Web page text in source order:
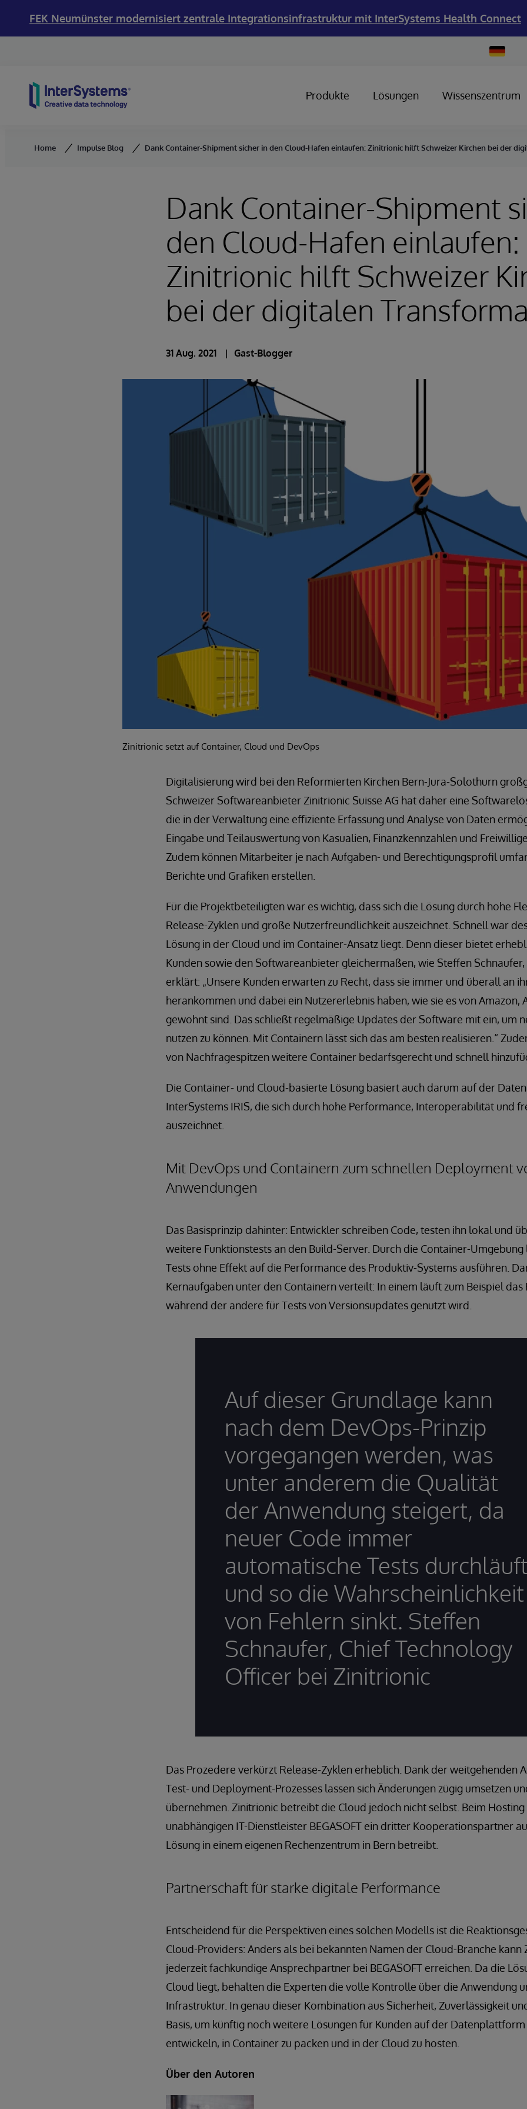
FEK Neumünster modernisiert zentrale Integrationsinfrastruktur mit InterSystems Health Connect
Change
Country
Produkte Lösungen Wissenszentrum
Home Impulse Blog Dank Container-Shipment sicher in den Cloud-Hafen einlaufen: Zinitrionic hilft Schweizer Kirchen bei der
Dank Container-Shipment
den Cloud-Hafen einlaufen:
Zinitrionic hilft Schweizer
bei der digitalen
31 Aug. 2021 Gast-Blogger
Zinitrionic setzt auf Container, Cloud und DevOps
Digitalisierung wird bei den Reformierten Kirchen Bern-Jura-Solothurn
Schweizer Softwareanbieter Zinitrionic Suisse AG hat daher eine
die in der Verwaltung eine effiziente Erfassung und Analyse von Daten
Eingabe und Teilauswertung von Kasualien, Finanzkennzahlen und
Zudem können Mitarbeiter je nach Aufgaben- und Berechtigungsprofil
Berichte und Grafiken erstellen.
Für die Projektbeteiligten war es wichtig, dass sich die Lösung durch hohe
Release-Zyklen und große Nutzerfreundlichkeit auszeichnet. Schnell war
Lösung in der Cloud und im Container-Ansatz liegt. Denn dieser bietet
Kunden sowie den Softwareanbieter gleichermaßen, wie Steffen Schnaufer,
erklärt: „Unsere Kunden erwarten zu Recht, dass sie immer und überall an
herankommen und dabei ein Nutzererlebnis haben, wie sie es von Amazon,
gewohnt sind. Das schließt regelmäßige Updates der Software mit ein, um
nutzen zu können. Mit Containern lässt sich das am besten realisieren.“
von Nachfragespitzen weitere Container bedarfsgerecht und schnell
Die Container- und Cloud-basierte Lösung basiert auch darum auf der
InterSystems IRIS, die sich durch hohe Performance, Interoperabilität und
auszeichnet.
Mit DevOps und Containern zum schnellen Deployment
Anwendungen
Das Basisprinzip dahinter: Entwickler schreiben Code, testen ihn lokal und
weitere Funktionstests an den Build-Server. Durch die Container-Umgebung
Tests ohne Effekt auf die Performance des Produktiv-Systems ausführen.
Kernaufgaben unter den Containern verteilt: In einem läuft zum Beispiel das
während der andere für Tests von Versionsupdates genutzt wird.
Auf dieser Grundlage kann
nach dem DevOps-Prinzip
vorgegangen werden, was
unter anderem die Qualität
der Anwendung steigert, da
neuer Code immer
automatische Tests
und so die Wahrscheinlichkeit
von Fehlern sinkt. Steffen
Schnaufer, Chief Technology
Officer bei Zinitrionic
Das Prozedere verkürzt Release-Zyklen erheblich. Dank der weitgehenden
Test- und Deployment-Prozesses lassen sich Änderungen zügig umsetzen
übernehmen. Zinitrionic betreibt die Cloud jedoch nicht selbst. Beim
unabhängigen IT-Dienstleister BEGASOFT ein dritter Kooperationspartner
Lösung in einem eigenen Rechenzentrum in Bern betreibt.
Partnerschaft für starke digitale Performance
Entscheidend für die Perspektiven eines solchen Modells ist die
Cloud-Providers: Anders als bei bekannten Namen der Cloud-Branche
jederzeit fachkundige Ansprechpartner bei BEGASOFT erreichen. Da die
Cloud liegt, behalten die Experten die volle Kontrolle über die Anwendung
Infrastruktur. In genau dieser Kombination aus Sicherheit, Zuverlässigkeit
Basis, um künftig noch weitere Lösungen für Kunden auf der Datenplattform
entwickeln, in Container zu packen und in der Cloud zu hosten.
Über den Autoren